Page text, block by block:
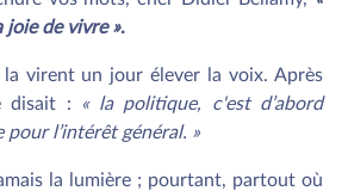
joie de vivre ».
la virent un jour élever la voix. Après
disait :
« la politique, c'est d’abord
pour l’intérêt général. »
la lumière ; pourtant, partout où